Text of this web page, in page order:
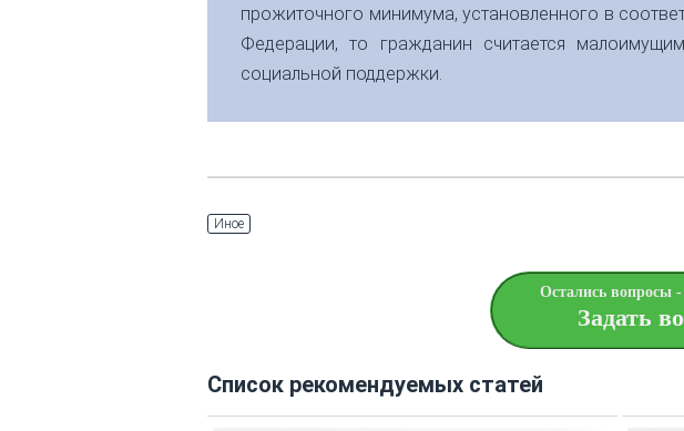
прожиточного минимума, установленного в
Федерации, то гражданин считается
социальной поддержки.
Иное
Остались вопросы
Задать
Список рекомендуемых статей